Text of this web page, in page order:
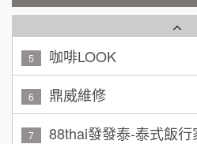
5 咖啡LOOK
6 鼎威維修
7 88thai發發泰-泰式飯行家
8 呷尚寶
加盟預算
林 先生/小姐